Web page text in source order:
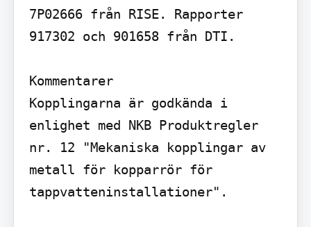
7P02666 från RISE. Rapporter
917302 och 901658 från DTI.
Kommentarer
Kopplingarna är godkända i
enlighet med NKB Produktregler
nr. 12 "Mekaniska kopplingar av
metall för kopparrör för
tappvatteninstallationer".